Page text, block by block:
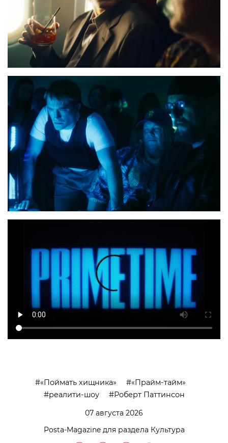
«Поймать хищника»
«Прайм-тайм»
реалити-шоу
Роберт Паттинсон
07 августа 2026
Posta-Magazine для раздела Культура